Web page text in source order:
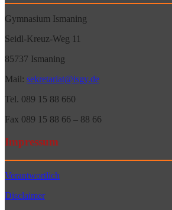
Gymnasium Ismaning
Seidl-Kreuz-Weg 11
85737 Ismaning
Mail: sekretariat@isgy.de
Tel. 089 15 88 660
Fax 089 15 88 66 – 88 66
Impressum
Verantwortlich
Disclaimer